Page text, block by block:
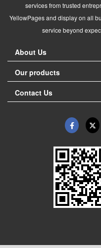
services from trusted
YellowPages and display on all
service beyond
About Us
Our products
Contact Us